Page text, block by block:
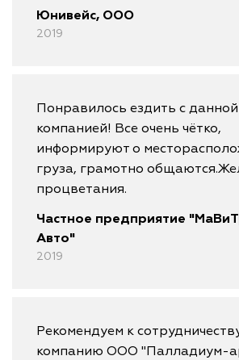
Юнивейс, ООО
2019
Понравилось ездить с данной
компанией! Все очень чётко,
информируют о
груза, грамотно
процветания.
Частное предприятие
Авто"
2019
Рекомендуем к
компанию ООО "Палладиум-